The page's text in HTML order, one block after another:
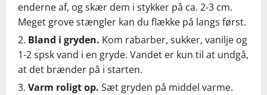
enderne af, og skær dem i stykker på ca. 2-3 cm.
Meget grove stængler kan du flække på langs først.
Bland i gryden. Kom rabarber, sukker, vanilje og
1-2 spsk vand i en gryde. Vandet er kun til at undgå,
at det brænder på i starten.
Varm roligt op. Sæt gryden på middel varme.